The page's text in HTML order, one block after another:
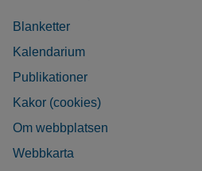
Blanketter
Kalendarium
Publikationer
Kakor (cookies)
Om webbplatsen
Webbkarta